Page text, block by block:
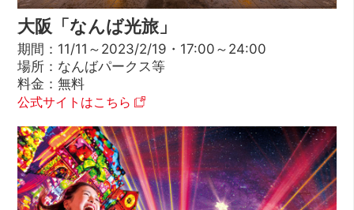
大阪「なんば光旅」
期間：11/11～2023/2/19・17:00～24:00
場所：なんばパークス等
料金：無料
公式サイトはこちら